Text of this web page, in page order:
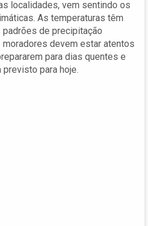
localidades, vem sentindo os
As temperaturas têm
de precipitação
moradores devem estar atentos
para dias quentes e
para hoje.